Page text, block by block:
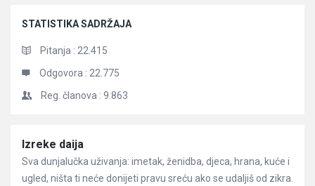
STATISTIKA SADRŽAJA
Pitanja : 22.415
Odgovora : 22.775
Reg. članova : 9.863
Članci
Izreke daija
Sva dunjalučka uživanja: imetak, ženidba, djeca, hrana, kuće i
ugled, ništa ti neće donijeti pravu sreću ako se udaljiš od zikra.